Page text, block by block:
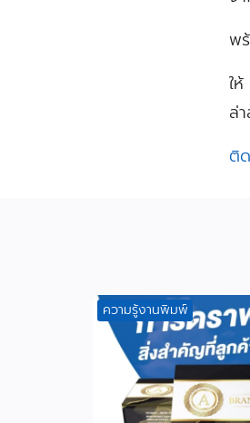
พ
ใ
ล่
ติ
ความรู้งานพิมพ์